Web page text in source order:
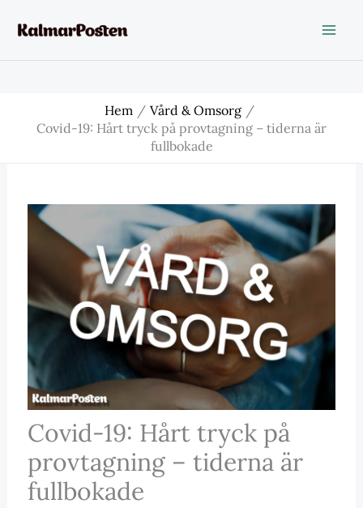
Hem
Vård & Omsorg
Covid-19: Hårt tryck på provtagning – tiderna är
fullbokade
Covid-19: Hårt tryck på
provtagning – tiderna är
fullbokade